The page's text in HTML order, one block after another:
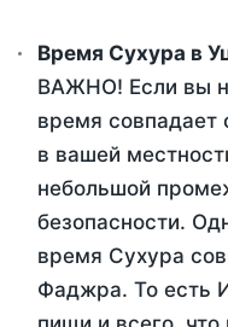
Время Сухура в
ВАЖНО! Если вы
время совпадает
в вашей
небольшой
безопасности.
время Сухура
Фаджра. То есть